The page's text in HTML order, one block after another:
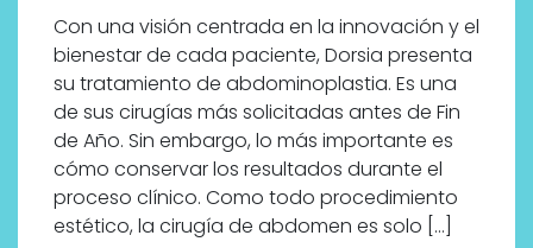
Con una visión centrada en la innovación y el
bienestar de cada paciente, Dorsia presenta
su tratamiento de abdominoplastia. Es una
de sus cirugías más solicitadas antes de Fin
de Año. Sin embargo, lo más importante es
cómo conservar los resultados durante el
proceso clínico. Como todo procedimiento
estético, la cirugía de abdomen es solo […]